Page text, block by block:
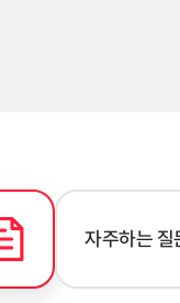
자주하는 질